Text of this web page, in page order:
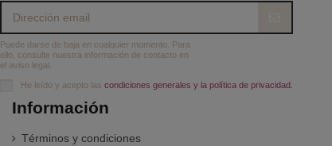
Puede darse de baja en cualquier momento. Para
ello, consulte nuestra información de contacto en
el aviso legal.
He leído y acepto las condiciones generales y la política de privacidad.
Información
Términos y condiciones